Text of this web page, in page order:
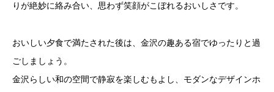
りが絶妙に絡み合い、思わず笑顔がこぼれるおいしさです。
おいしい夕食で満たされた後は、金沢の趣ある宿でゆったりと過
ごしましょう。
金沢らしい和の空間で静寂を楽しむもよし、モダンなデザインホ